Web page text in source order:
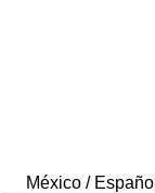
México / Español